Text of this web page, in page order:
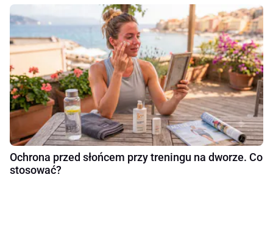
Ochrona przed słońcem przy treningu na dworze. Co
stosować?